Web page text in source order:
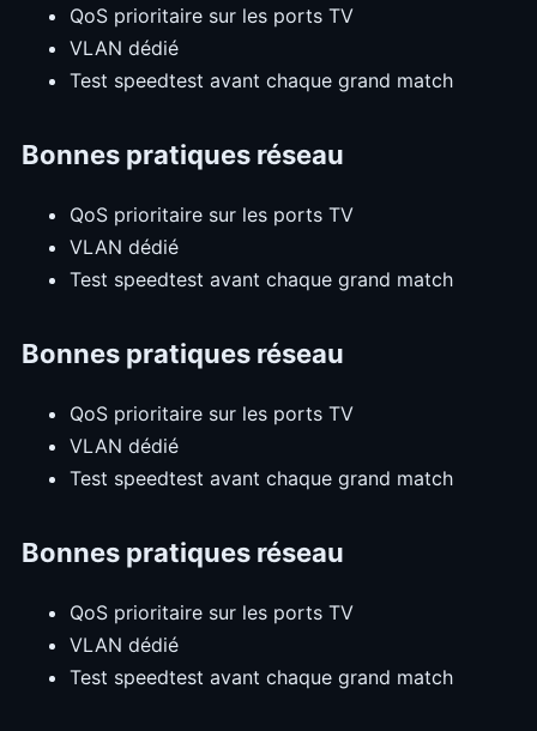
QoS prioritaire sur les ports TV
VLAN dédié
Test speedtest avant chaque grand match
Bonnes pratiques réseau
QoS prioritaire sur les ports TV
VLAN dédié
Test speedtest avant chaque grand match
Bonnes pratiques réseau
QoS prioritaire sur les ports TV
VLAN dédié
Test speedtest avant chaque grand match
Bonnes pratiques réseau
QoS prioritaire sur les ports TV
VLAN dédié
Test speedtest avant chaque grand match